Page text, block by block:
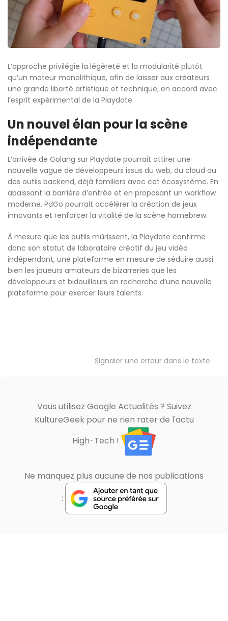
L’approche privilégie la légèreté et la modularité plutôt
qu’un moteur monolithique, afin de laisser aux créateurs
une grande liberté artistique et technique, en accord avec
l’esprit expérimental de la Playdate.
Un nouvel élan pour la scène
indépendante
L’arrivée de Golang sur Playdate pourrait attirer une
nouvelle vague de développeurs issus du web, du cloud ou
des outils backend, déjà familiers avec cet écosystème. En
abaissant la barrière d’entrée et en proposant un workflow
moderne, PdGo pourrait accélérer la création de jeux
innovants et renforcer la vitalité de la scène homebrew.
À mesure que les outils mûrissent, la Playdate confirme
donc son statut de laboratoire créatif du jeu vidéo
indépendant, une plateforme en mesure de séduire aussi
bien les joueurs amateurs de bizarreries que les
développeurs et bidouilleurs en recherche d’une nouvelle
plateforme pour exercer leurs talents.
Signaler une erreur dans le texte
Vous utilisez Google Actualités ? Suivez
KultureGeek pour ne rien rater de l'actu
High-Tech !
Ne manquez plus aucune de nos publications
: